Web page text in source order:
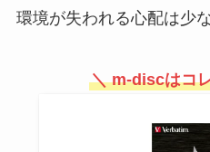
介護
環境が失われる心配は少
＼ m-discはコ